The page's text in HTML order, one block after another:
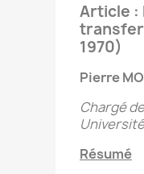
Article :
1970)
Pierre
Chargé
Résumé